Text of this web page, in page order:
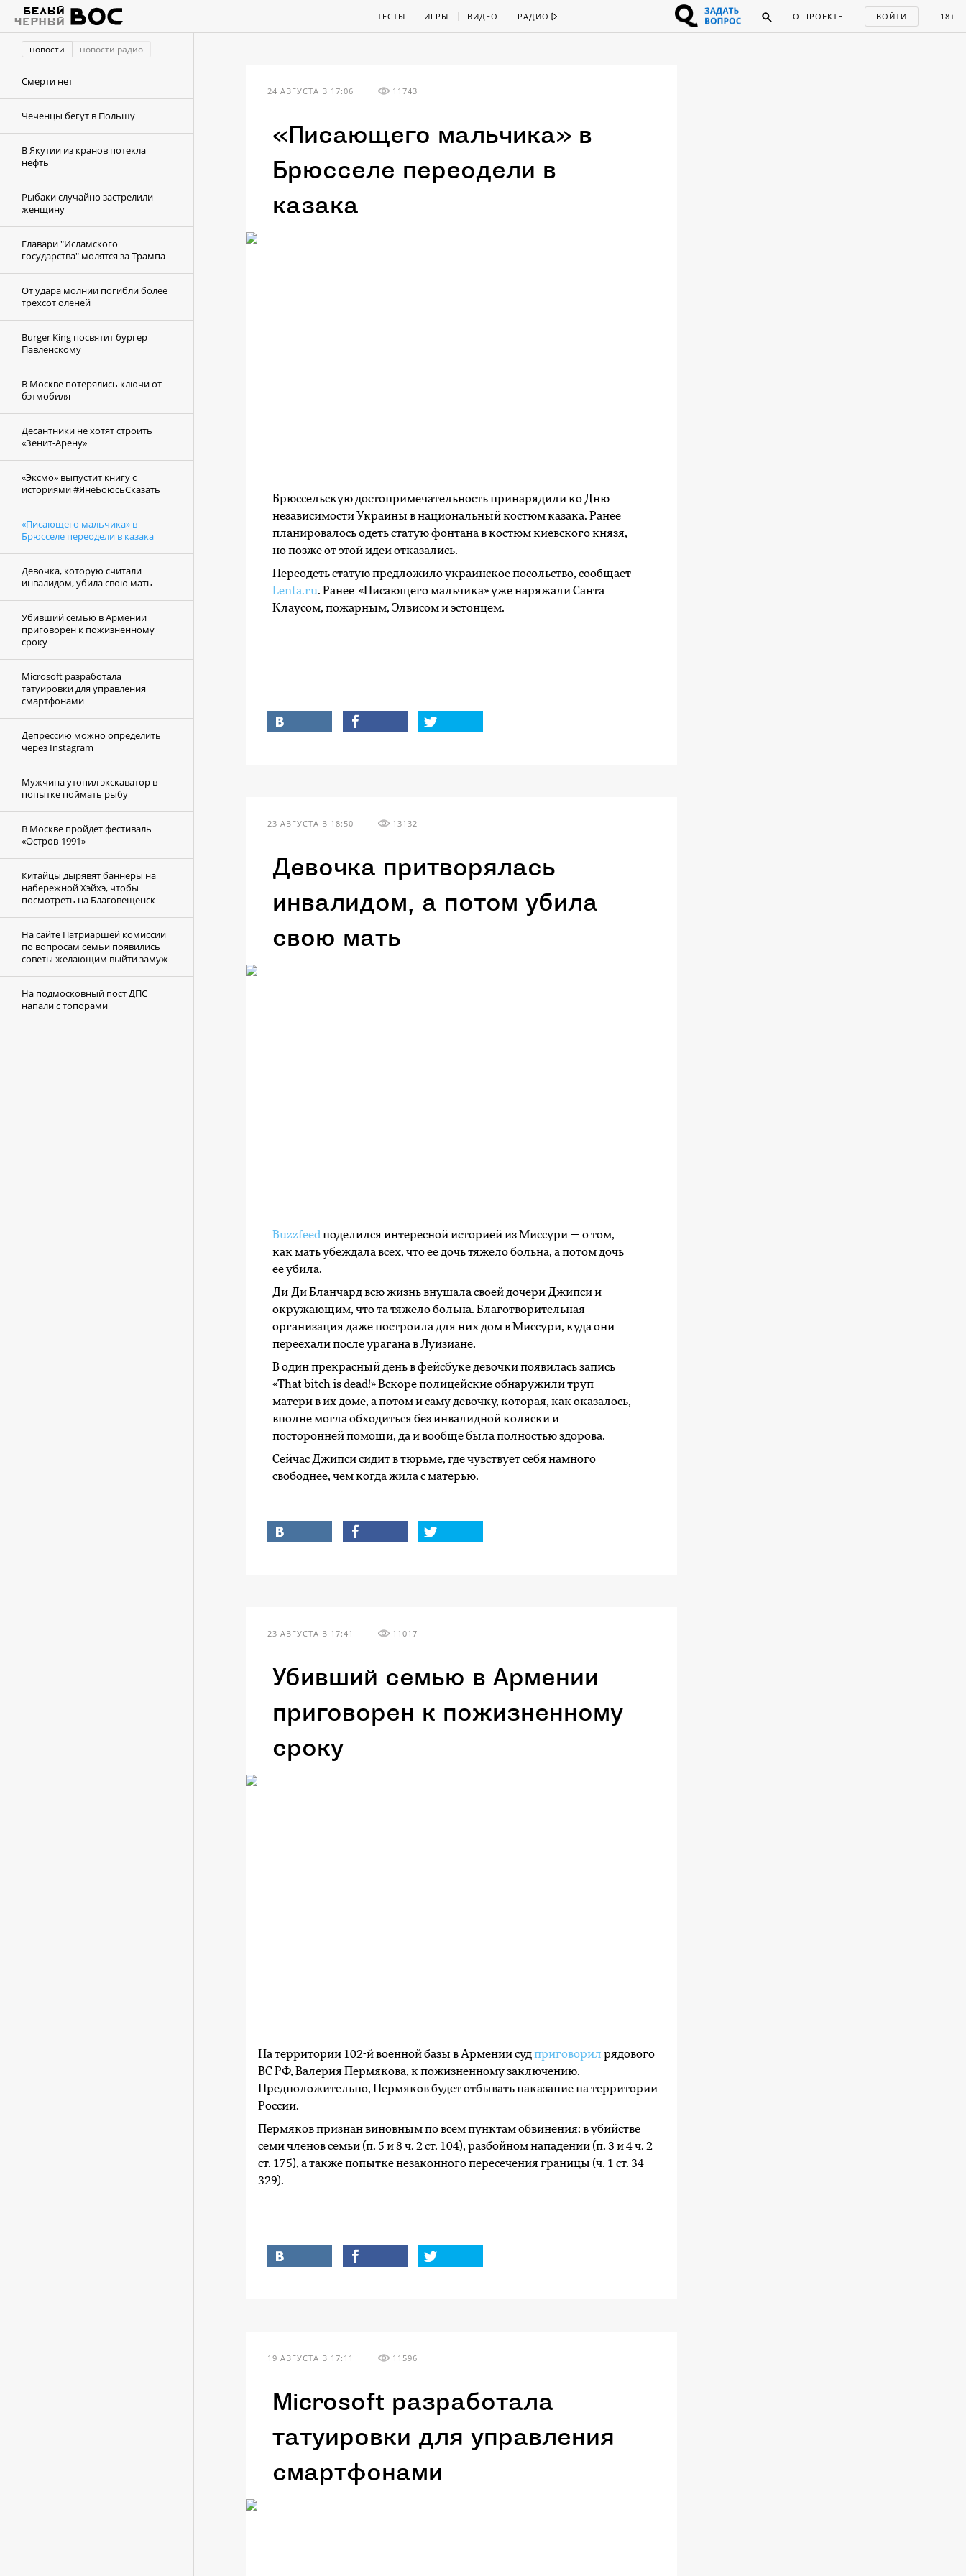
ТЕСТЫ ИГРЫ ВИДЕО РАДИО О ПРОЕКТЕ ВОЙТИ 18+
новости новости радио
Смерти нет
Чеченцы бегут в Польшу
В Якутии из кранов потекла
нефть
Рыбаки случайно застрелили
женщину
Главари "Исламского
государства" молятся за Трампа
От удара молнии погибли более
трехсот оленей
Burger King посвятит бургер
Павленскому
В Москве потерялись ключи от
бэтмобиля
Десантники не хотят строить
«Зенит-Арену»
«Эксмо» выпустит книгу с
историями #ЯнеБоюсьСказать
«Писающего мальчика» в
Брюсселе переодели в казака
Девочка, которую считали
инвалидом, убила свою мать
Убивший семью в Армении
приговорен к пожизненному
сроку
Microsoft разработала
татуировки для управления
смартфонами
Депрессию можно определить
через Instagram
Мужчина утопил экскаватор в
попытке поймать рыбу
В Москве пройдет фестиваль
«Остров-1991»
Китайцы дырявят баннеры на
набережной Хэйхэ, чтобы
посмотреть на Благовещенск
На сайте Патриаршей комиссии
по вопросам семьи появились
советы желающим выйти замуж
На подмосковный пост ДПС
напали с топорами
24 АВГУСТА В 17:06 11743
«Писающего мальчика» в
Брюсселе переодели в
казака
Брюссельскую достопримечательность принарядили ко Дню
независимости Украины в национальный костюм казака. Ранее
планировалось одеть статую фонтана в костюм киевского князя,
но позже от этой идеи отказались.
Переодеть статую предложило украинское посольство, сообщает
Lenta.ru. Ранее «Писающего мальчика» уже наряжали Санта
Клаусом, пожарным, Элвисом и эстонцем.
23 АВГУСТА В 18:50 13132
Девочка притворялась
инвалидом, а потом убила
свою мать
Buzzfeed поделился интересной историей из Миссури — о том,
как мать убеждала всех, что ее дочь тяжело больна, а потом дочь
ее убила.
Ди-Ди Бланчард всю жизнь внушала своей дочери Джипси и
окружающим, что та тяжело больна. Благотворительная
организация даже построила для них дом в Миссури, куда они
переехали после урагана в Луизиане.
В один прекрасный день в фейсбуке девочки появилась запись
«That bitch is dead!» Вскоре полицейские обнаружили труп
матери в их доме, а потом и саму девочку, которая, как оказалось,
вполне могла обходиться без инвалидной коляски и
посторонней помощи, да и вообще была полностью здорова.
Сейчас Джипси сидит в тюрьме, где чувствует себя намного
свободнее, чем когда жила с матерью.
23 АВГУСТА В 17:41 11017
Убивший семью в Армении
приговорен к пожизненному
сроку
На территории 102-й военной базы в Армении судприговорил рядового
ВС РФ, Валерия Пермякова, к пожизненному заключению.
Предположительно, Пермяков будет отбывать наказание на территории
России.
Пермяков признан виновным по всем пунктам обвинения: в убийстве
семи членов семьи (п. 5 и 8 ч. 2 ст. 104), разбойном нападении (п. 3 и 4 ч. 2
ст. 175), а также попытке незаконного пересечения границы (ч. 1 ст. 34-
329).
19 АВГУСТА В 17:11 11596
Microsoft разработала
татуировки для управления
смартфонами